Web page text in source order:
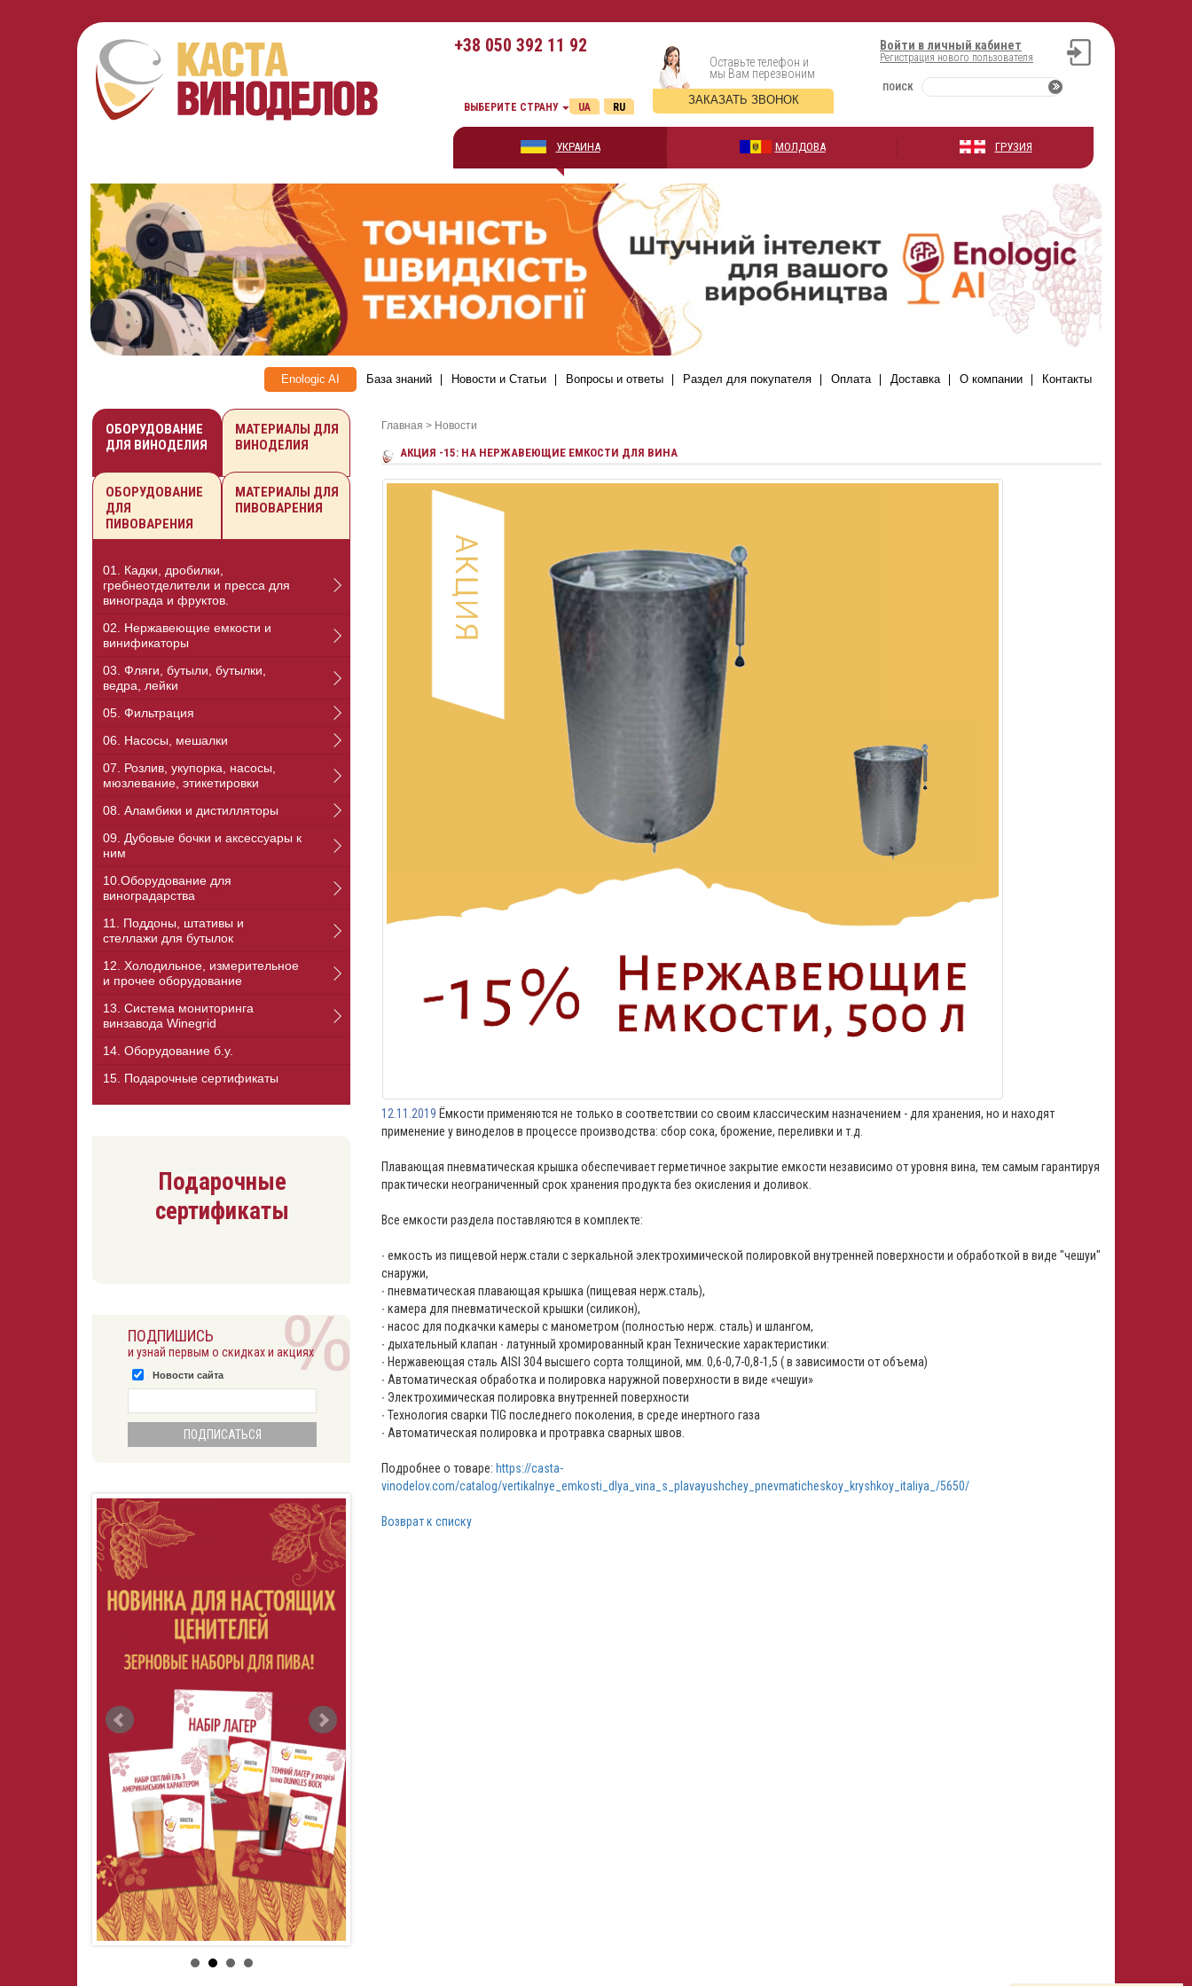
+38 050 392 11 92 Войти в личный кабинет
Регистрация нового пользователя
ПОИСК
Оставьте телефон и
мы Вам перезвоним
ЗАКАЗАТЬ ЗВОНОК
ВЫБЕРИТЕ СТРАНУ RU
UA
УКРАИНА МОЛДОВА ГРУЗИЯ
Enologic AI База знаний Новости и Статьи Вопросы и ответы Раздел для покупателя Оплата Доставка О компании Контакты
Главная > Новости
АКЦИЯ -15: НА НЕРЖАВЕЮЩИЕ ЕМКОСТИ ДЛЯ ВИНА
12.11.2019 Ёмкости применяются не только в соответствии со своим классическим назначением - для хранения, но и находят
применение у виноделов в процессе производства: сбор сока, брожение, переливки и т.д.
Плавающая пневматическая крышка обеспечивает герметичное закрытие емкости независимо от уровня вина, тем самым гарантируя
практически неограниченный срок хранения продукта без окисления и доливок.
Все емкости раздела поставляются в комплекте:
∙ емкость из пищевой нерж.стали с зеркальной электрохимической полировкой внутренней поверхности и обработкой в виде "чешуи"
снаружи,
∙ пневматическая плавающая крышка (пищевая нерж.сталь),
∙ камера для пневматической крышки (силикон),
∙ насос для подкачки камеры с манометром (полностью нерж. сталь) и шлангом,
∙ дыхательный клапан ∙ латунный хромированный кран Технические характеристики:
∙ Нержавеющая сталь AISI 304 высшего сорта толщиной, мм. 0,6-0,7-0,8-1,5 ( в зависимости от объема)
∙ Автоматическая обработка и полировка наружной поверхности в виде «чешуи»
∙ Электрохимическая полировка внутренней поверхности
∙ Технология сварки TIG последнего поколения, в среде инертного газа
∙ Автоматическая полировка и протравка сварных швов.
Подробнее о товаре: https://casta-
vinodelov.com/catalog/vertikalnye_emkosti_dlya_vina_s_plavayushchey_pnevmaticheskoy_kryshkoy_italiya_/5650/
Возврат к списку
ОБОРУДОВАНИЕ
ДЛЯ ВИНОДЕЛИЯ
МАТЕРИАЛЫ ДЛЯ
ВИНОДЕЛИЯ
ОБОРУДОВАНИЕ
ДЛЯ
ПИВОВАРЕНИЯ
МАТЕРИАЛЫ ДЛЯ
ПИВОВАРЕНИЯ
01. Кадки, дробилки,
гребнеотделители и пресса для
винограда и фруктов.
02. Нержавеющие емкости и
винификаторы
03. Фляги, бутыли, бутылки,
ведра, лейки
05. Фильтрация
06. Насосы, мешалки
07. Розлив, укупорка, насосы,
мюзлевание, этикетировки
08. Аламбики и дистилляторы
09. Дубовые бочки и аксессуары к
ним
10.Оборудование для
виноградарства
11. Поддоны, штативы и
стеллажи для бутылок
12. Холодильное, измерительное
и прочее оборудование
13. Cистема мониторинга
винзавода Winegrid
14. Оборудование б.у.
15. Подарочные сертификаты
Подарочные
сертификаты
ПОДПИШИСЬ
и узнай первым о скидках и акциях
Новости сайта